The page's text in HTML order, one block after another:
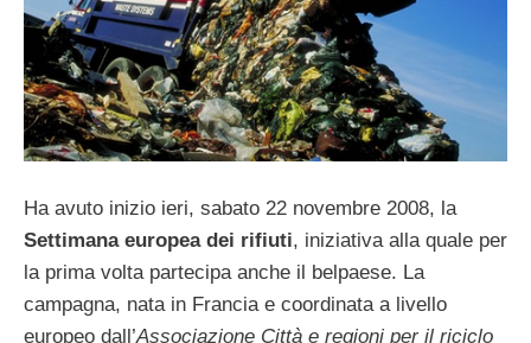
Ha avuto inizio ieri, sabato 22 novembre 2008, la
Settimana europea dei rifiuti, iniziativa alla quale per
la prima volta partecipa anche il belpaese. La
campagna, nata in Francia e coordinata a livello
europeo dall’Associazione Città e regioni per il riciclo